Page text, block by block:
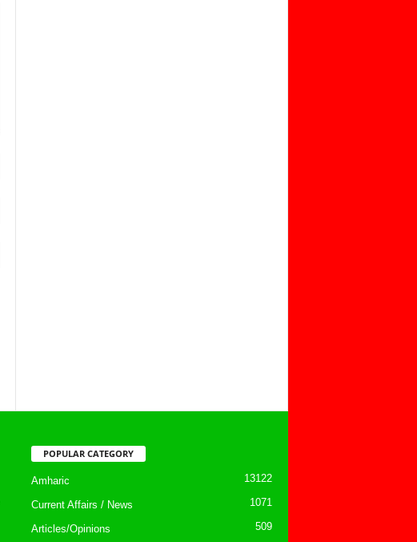
POPULAR CATEGORY
Amharic 13122
Current Affairs / News 1071
Articles/Opinions 509